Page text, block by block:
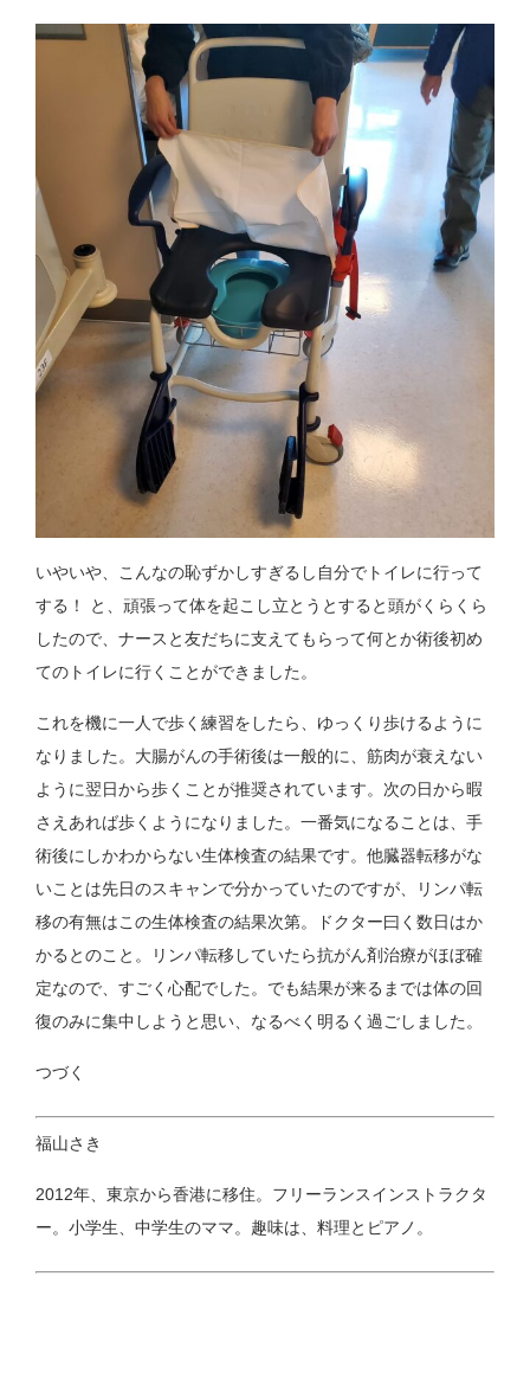
いやいや、こんなの恥ずかしすぎるし自分でトイレに行って
する！ と、頑張って体を起こし立とうとすると頭がくらくら
したので、ナースと友だちに支えてもらって何とか術後初め
てのトイレに行くことができました。
これを機に一人で歩く練習をしたら、ゆっくり歩けるように
なりました。大腸がんの手術後は一般的に、筋肉が衰えない
ように翌日から歩くことが推奨されています。次の日から暇
さえあれば歩くようになりました。一番気になることは、手
術後にしかわからない生体検査の結果です。他臓器転移がな
いことは先日のスキャンで分かっていたのですが、リンパ転
移の有無はこの生体検査の結果次第。ドクター曰く数日はか
かるとのこと。リンパ転移していたら抗がん剤治療がほぼ確
定なので、すごく心配でした。でも結果が来るまでは体の回
復のみに集中しようと思い、なるべく明るく過ごしました。
つづく
福山さき
2012年、東京から香港に移住。フリーランスインストラクタ
ー。小学生、中学生のママ。趣味は、料理とピアノ。